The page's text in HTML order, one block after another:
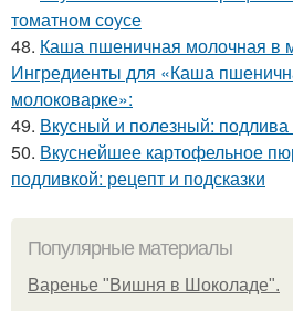
томатном соусе
48. Каша пшеничная молочная в
Ингредиенты для «Каша
молоковарке»:
49. Вкусный и полезный:
50. Вкуснейшее картофельное
подливкой: рецепт и подсказки
Популярные материалы
Варенье "Вишня в Шоколаде".